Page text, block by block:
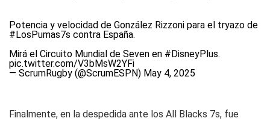
Potencia y velocidad de González Rizzoni para el tryazo de
#LosPumas7s contra España.
Mirá el Circuito Mundial de Seven en #DisneyPlus.
pic.twitter.com/V3bMsW2YFi
— ScrumRugby (@ScrumESPN) May 4, 2025
Finalmente, en la despedida ante los All Blacks 7s, fue